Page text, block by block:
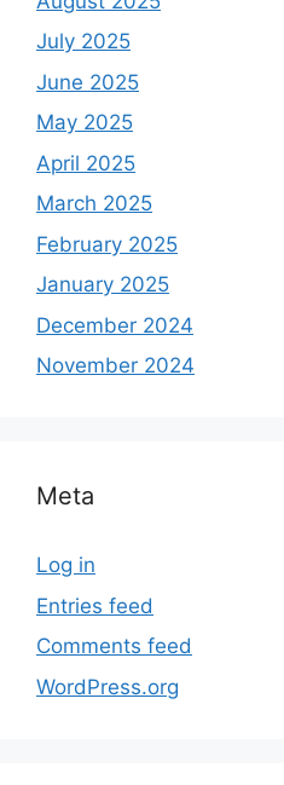
July 2025
June 2025
May 2025
April 2025
March 2025
February 2025
January 2025
December 2024
November 2024
Meta
Log in
Entries feed
Comments feed
WordPress.org